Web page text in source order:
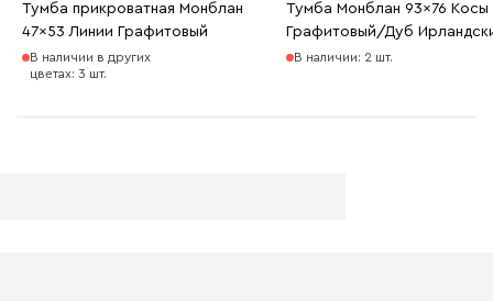
Тумба прикроватная Монблан
47x53 Линии Графитовый
В наличии в других
цветах: 3 шт.
Тумба Монблан 93x76 Косы
Графитовый/Дуб
В наличии: 2 шт.